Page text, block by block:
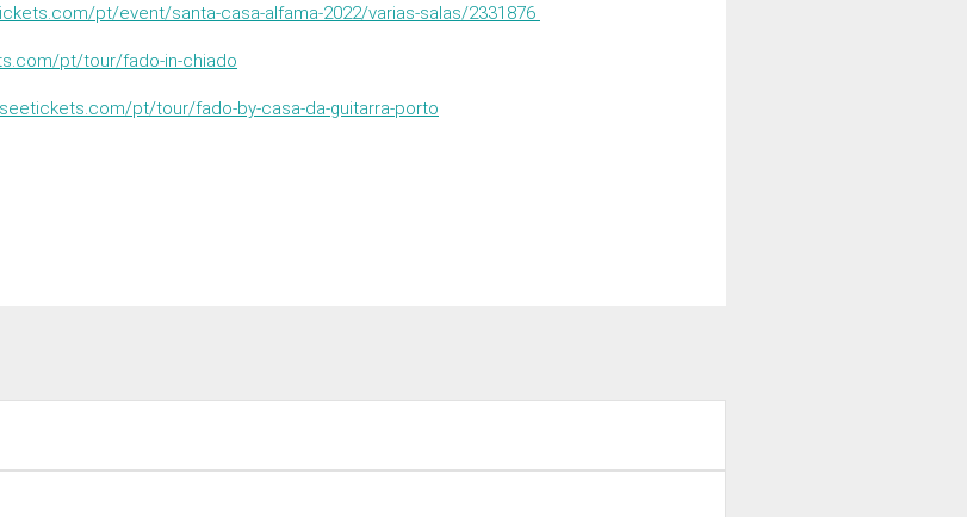
pt/event/santa-casa-alfama-2022/varias-salas/2331876
pt/tour/fado-in-chiado
pt/tour/fado-by-casa-da-guitarra-porto